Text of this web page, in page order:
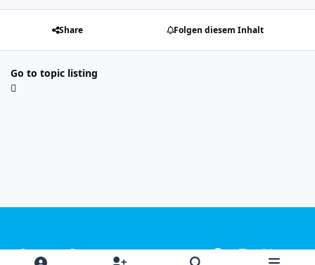
Share Folgen diesem Inhalt
Go to topic listing
Light ModeDark ModeSystem Preference
f
i
x
y